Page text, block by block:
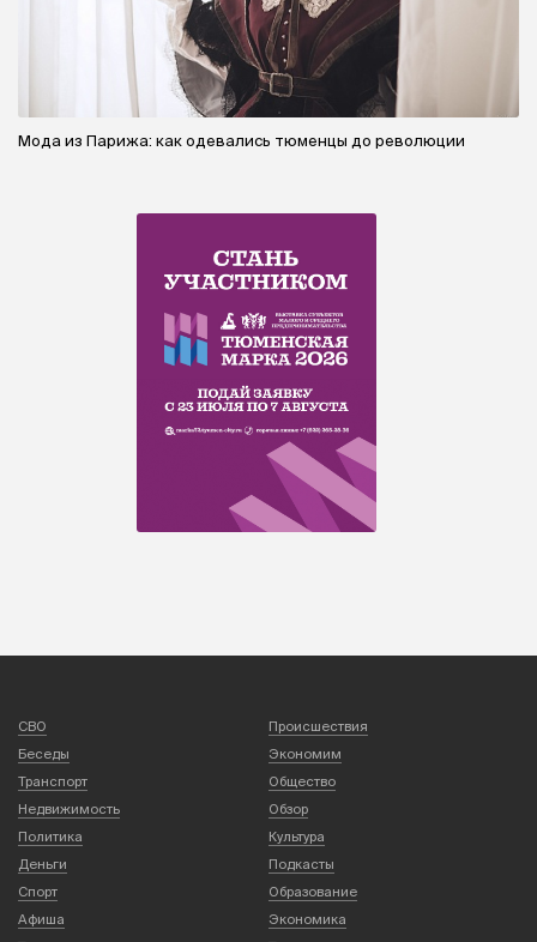
Мода из Парижа: как одевались тюменцы до революции
СВО
Происшествия
Беседы
Экономим
Транспорт
Общество
Недвижимость
Обзор
Политика
Культура
Деньги
Подкасты
Спорт
Образование
Афиша
Экономика